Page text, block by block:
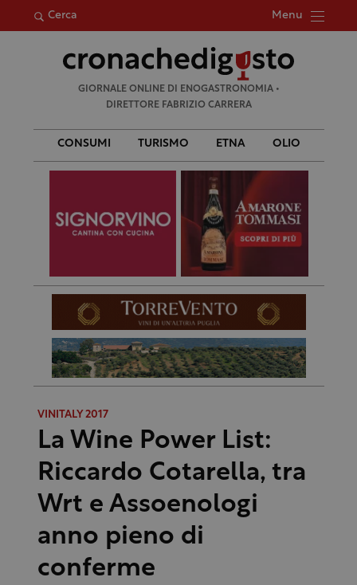
Cerca Menu
per:
GIORNALE ONLINE DI ENOGASTRONOMIA •
DIRETTORE FABRIZIO CARRERA
CONSUMI TURISMO ETNA OLIO
VINITALY 2017
La Wine Power List:
Riccardo Cotarella, tra
Wrt e Assoenologi
anno pieno di
conferme